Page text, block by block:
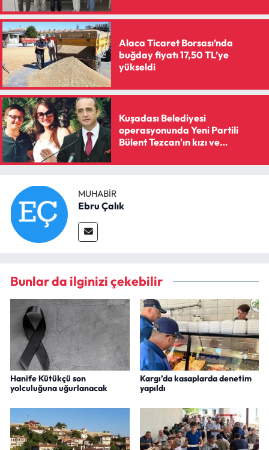
Alaca Ticaret Borsası’nda
buğday fiyatı 17,50 TL’ye
yükseldi
Kuşadası Belediyesi
operasyonunda Yeni Partili
Bülent Tezcan'ın kızı ve
MUHABIR
Ebru Çalık
Bunlar da ilginizi çekebilir
Hanife Kütükçü son
yolculuğuna uğurlanacak
Kargı’da kasaplarda denetim
yapıldı
Turizm
Uğurludağ Haberleri
Yaşam
Yayla Haber
Yemek Tarifleri
Yerel Haberler